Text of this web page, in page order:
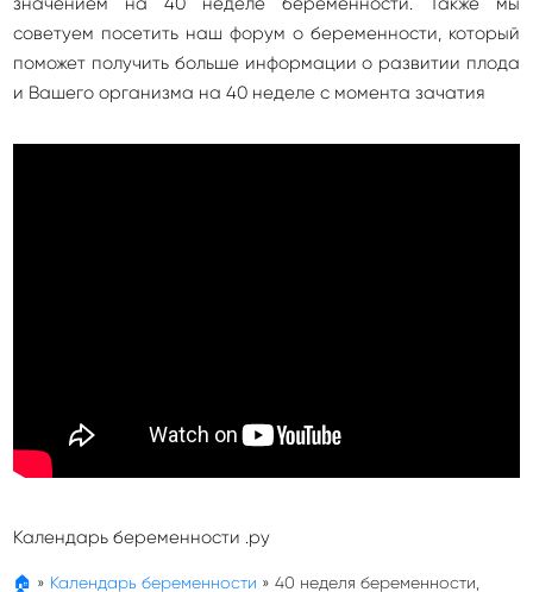
советуем посетить наш форум о беременности, который
поможет получить больше информации о развитии плода
и Вашего организма на 40 неделе с момента зачатия
Календарь беременности .ру
🏠 » Календарь беременности » 40 неделя беременности,